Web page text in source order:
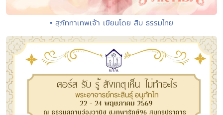
• สุภัททาเทพเจ้า เขียนโดย สืบ ธรรมไทย